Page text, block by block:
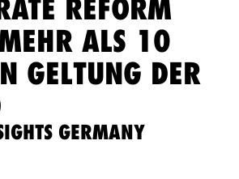
REFORM
ALS 10
GELTUNG DER
GERMANY